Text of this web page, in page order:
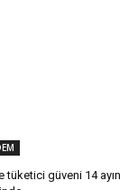
tüketici güveni 14 ayın